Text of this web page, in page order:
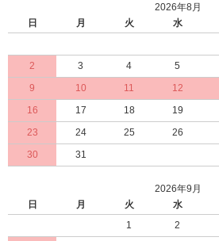
2026年8月
日
月 火 水
2
3 4 5
9
10 11 12
16
17 18 19
23
24 25 26
30
31
2026年9月
日
月 火 水
1
2